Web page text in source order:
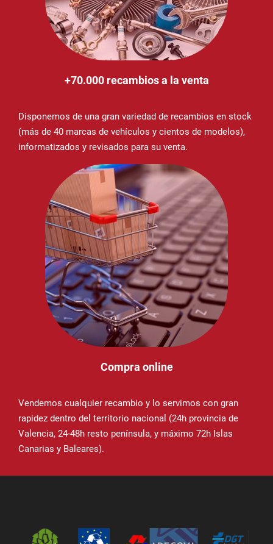
+70.000 recambios a la venta
Disponemos de una gran variedad de recambios en stock
(más de 40 marcas de vehículos y cientos de modelos),
informatizados y revisados para su venta.
Compra online
Vendemos cualquier recambio y lo servimos con gran
rapidez dentro del territorio nacional (24h provincia de
Valencia, 24-48h resto península, y máximo 72h Islas
Canarias y Baleares).